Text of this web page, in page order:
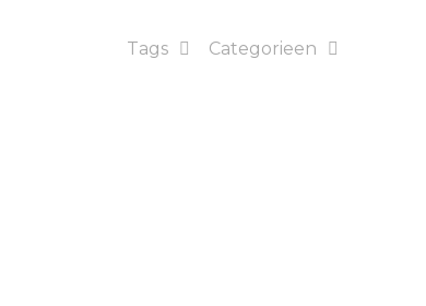
Categorieen
Tags